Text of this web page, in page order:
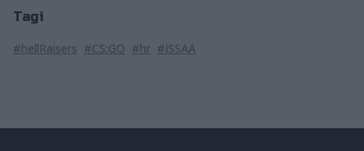
Tagi
#hellRaisers #CS:GO #hr #ISSAA